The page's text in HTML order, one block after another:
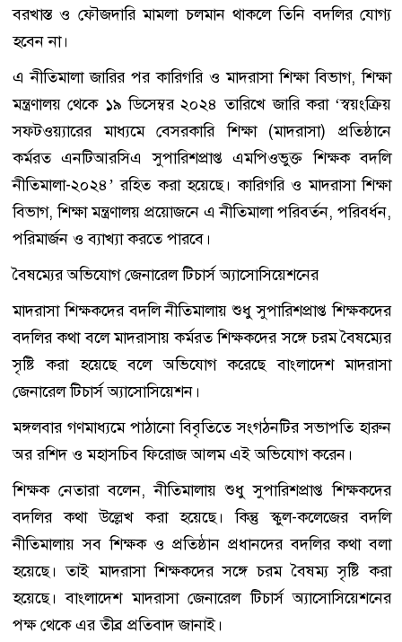
বরখাস্ত ও ফৌজদারি মামলা চলমান থাকলে তিনি বদলির যোগ্য
হবেন না।
এ নীতিমালা জারির পর কারিগরি ও মাদরাসা শিক্ষা বিভাগ, শিক্ষা
মন্ত্রণালয় থেকে ১৯ ডিসেম্বর ২০২৪ তারিখে জারি করা ‘স্বয়ংক্রিয়
সফটওয়্যারের মাধ্যমে বেসরকারি শিক্ষা (মাদরাসা) প্রতিষ্ঠানে
কর্মরত এনটিআরসিএ সুপারিশপ্রাপ্ত এমপিওভুক্ত শিক্ষক বদলি
নীতিমালা-২০২৪’ রহিত করা হয়েছে। কারিগরি ও মাদরাসা শিক্ষা
বিভাগ, শিক্ষা মন্ত্রণালয় প্রয়োজনে এ নীতিমালা পরিবর্তন, পরিবর্ধন,
পরিমার্জন ও ব্যাখ্যা করতে পারবে।
বৈষম্যের অভিযোগ জেনারেল টিচার্স অ্যাসোসিয়েশনের
মাদরাসা শিক্ষকদের বদলি নীতিমালায় শুধু সুপারিশপ্রাপ্ত শিক্ষকদের
বদলির কথা বলে মাদরাসায় কর্মরত শিক্ষকদের সঙ্গে চরম বৈষম্যের
সৃষ্টি করা হয়েছে বলে অভিযোগ করেছে বাংলাদেশ মাদরাসা
জেনারেল টিচার্স অ্যাসোসিয়েশন।
মঙ্গলবার গণমাধ্যমে পাঠানো বিবৃতিতে সংগঠনটির সভাপতি হারুন
অর রশিদ ও মহাসচিব ফিরোজ আলম এই অভিযোগ করেন।
শিক্ষক নেতারা বলেন, নীতিমালায় শুধু সুপারিশপ্রাপ্ত শিক্ষকদের
বদলির কথা উল্লেখ করা হয়েছে। কিন্তু স্কুল-কলেজের বদলি
নীতিমালায় সব শিক্ষক ও প্রতিষ্ঠান প্রধানদের বদলির কথা বলা
হয়েছে। তাই মাদরাসা শিক্ষকদের সঙ্গে চরম বৈষম্য সৃষ্টি করা
হয়েছে। বাংলাদেশ মাদরাসা জেনারেল টিচার্স অ্যাসোসিয়েশনের
পক্ষ থেকে এর তীব্র প্রতিবাদ জানাই।